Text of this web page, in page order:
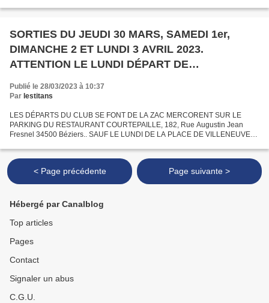
SORTIES DU JEUDI 30 MARS, SAMEDI 1er,
DIMANCHE 2 ET LUNDI 3 AVRIL 2023.
ATTENTION LE LUNDI DÉPART DE
Publié le 28/03/2023 à 10:37
Par lestitans
LES DÉPARTS DU CLUB SE FONT DE LA ZAC MERCORENT SUR LE
PARKING DU RESTAURANT COURTEPAILLE, 182, Rue Augustin Jean
Fresnel 34500 Béziers.. SAUF LE LUNDI DE LA PLACE DE VILLENEUVE
DEPART D' AGUESSAC...
< Page précédente Page suivante >
Hébergé par Canalblog
Top articles
Pages
Contact
Signaler un abus
C.G.U.